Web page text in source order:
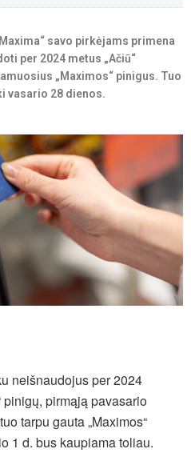
savo pirkėjams primena
per 2024 metus „Ačiū“
„Maximos“ pinigus. Tuo
vasario 28 dienos.
neišnaudojus per 2024
pinigų, pirmąją pavasario
tarpu gauta „Maximos“
1 d. bus kaupiama toliau.